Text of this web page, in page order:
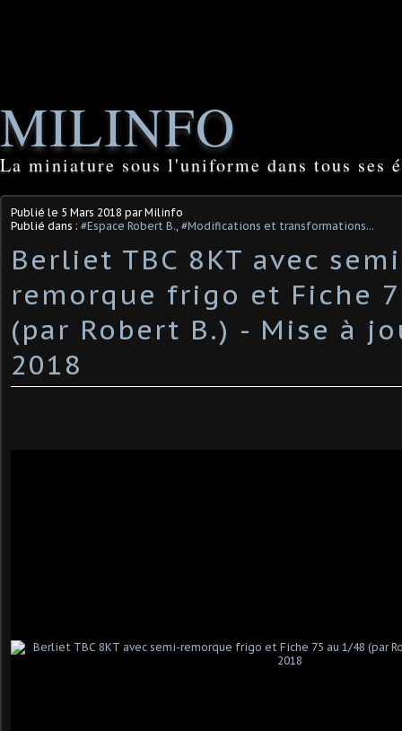
MILINFO
La miniature sous l'uniforme dans tous ses
Publié le 5 Mars 2018 par Milinfo
Publié dans : #Espace Robert B., #Modifications et transformations...
Berliet TBC 8KT avec
remorque frigo et Fiche
(par Robert B.) - Mise à
2018